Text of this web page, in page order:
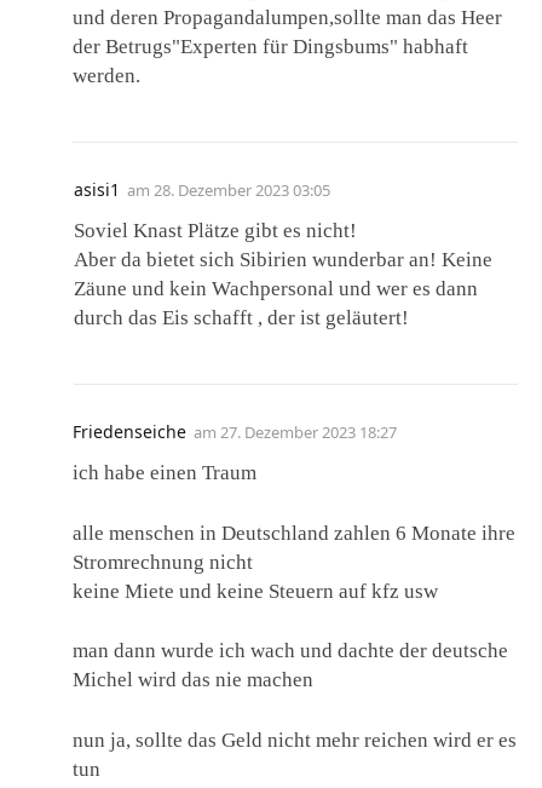
und deren Propagandalumpen,sollte man das Heer
der Betrugs"Experten für Dingsbums" habhaft
werden.
asisi1 am 28. Dezember 2023 03:05
Soviel Knast Plätze gibt es nicht!
Aber da bietet sich Sibirien wunderbar an! Keine
Zäune und kein Wachpersonal und wer es dann
durch das Eis schafft , der ist geläutert!
Friedenseiche am 27. Dezember 2023 18:27
ich habe einen Traum
alle menschen in Deutschland zahlen 6 Monate ihre
Stromrechnung nicht
keine Miete und keine Steuern auf kfz usw
man dann wurde ich wach und dachte der deutsche
Michel wird das nie machen
nun ja, sollte das Geld nicht mehr reichen wird er es
tun